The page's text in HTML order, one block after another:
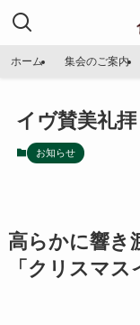
ホーム 集会のご案内
イヴ賛美礼拝
お知らせ
高らかに響き
「クリスマス